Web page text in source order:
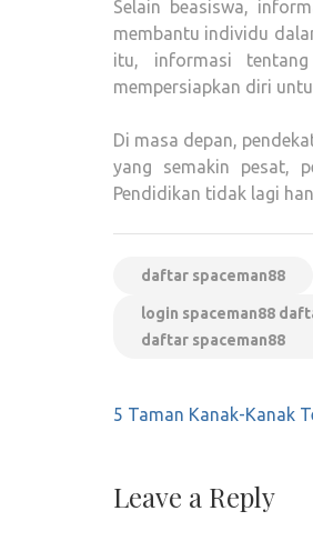
Selain beasiswa,
membantu individu
itu, informasi
mempersiapkan diri
Di masa depan,
yang semakin pesat,
Pendidikan tidak lagi
daftar spaceman88
login spaceman88
daftar spaceman88
Post
5 Taman Kanak-Kanak
Leave a Reply